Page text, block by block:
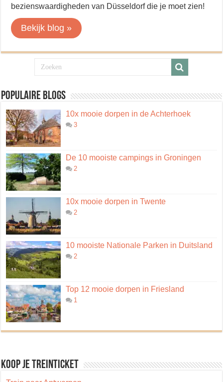
bezienswaardigheden van Düsseldorf die je moet zien!
Bekijk blog »
Populaire blogs
10x mooie dorpen in de Achterhoek
3
De 10 mooiste campings in Groningen
2
10x mooie dorpen in Twente
2
10 mooiste Nationale Parken in Duitsland
2
Top 12 mooie dorpen in Friesland
1
Koop je treinticket